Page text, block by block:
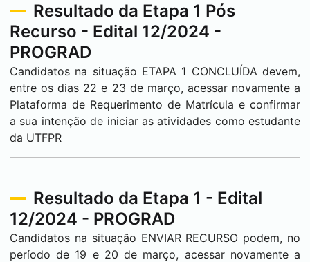
Resultado da Etapa 1 Pós
Recurso - Edital 12/2024 -
PROGRAD
Candidatos na situação ETAPA 1 CONCLUÍDA devem,
entre os dias 22 e 23 de março, acessar novamente a
Plataforma de Requerimento de Matrícula e confirmar
a sua intenção de iniciar as atividades como estudante
da UTFPR
Resultado da Etapa 1 - Edital
12/2024 - PROGRAD
Candidatos na situação ENVIAR RECURSO podem, no
período de 19 e 20 de março, acessar novamente a